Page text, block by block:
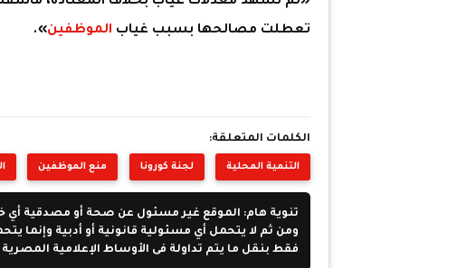
تعطلت مصالحها بسبب غياب الموظفين».
الكلمات المتعلقة:
التنمية المحلية لجنة كورونا منع الموظفين
تنوية هام: الموقع غير مسئول عن صحة أو مصدقية أي
ومن ثم لا يتحمل أي مسئولية قانونية أو أدبية وإنما
فقط بنقل ما يتم تداولة فى الأوساط الإعلامية